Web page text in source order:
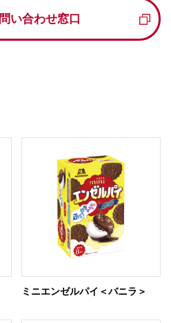
い合わせ窓口
ミニエンゼルパイ＜バニラ＞